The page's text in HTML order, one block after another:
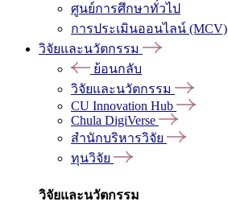
ศูนย์การศึกษาทั่วไป
การประเมินออนไลน์ (MCV)
วิจัยและนวัตกรรม
ย้อนกลับ
วิจัยและนวัตกรรม
CU Innovation Hub
Chula DigiVerse
สำนักบริหารวิจัย
ทุนวิจัย
วิจัยและนวัตกรรม